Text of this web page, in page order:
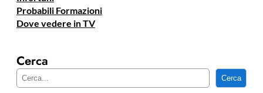
Probabili Formazioni
Dove vedere in TV
Cerca
e
Cerca